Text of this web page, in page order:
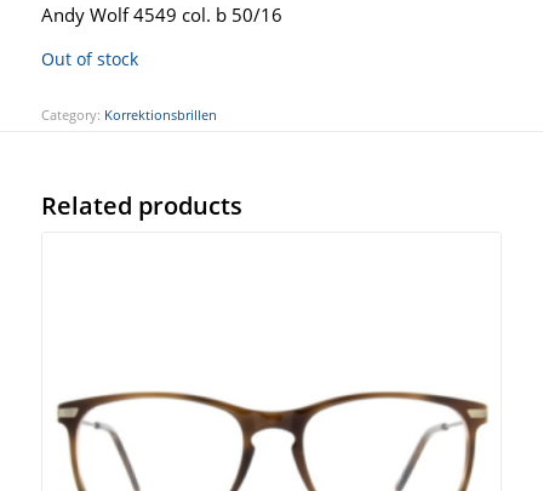
Andy Wolf 4549 col. b 50/16
Out of stock
Category: Korrektionsbrillen
Related products